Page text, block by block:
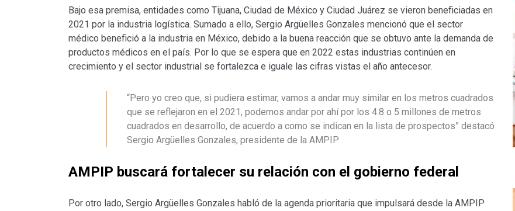
Bajo esa premisa, entidades como Tijuana, Ciudad de México y Ciudad Juárez se vieron beneficiadas en
2021 por la industria logística. Sumado a ello, Sergio Argüelles Gonzales mencionó que el sector
médico benefició a la industria en México, debido a la buena reacción que se obtuvo ante la demanda de
productos médicos en el país. Por lo que se espera que en 2022 estas industrias continúen en
crecimiento y el sector industrial se fortalezca e iguale las cifras vistas el año antecesor.
“Pero yo creo que, si pudiera estimar, vamos a andar muy similar en los metros cuadrados
que se reflejaron en el 2021, podemos andar por ahí por los 4.8 o 5 millones de metros
cuadrados en desarrollo, de acuerdo a como se indican en la lista de prospectos” destacó
Sergio Argüelles Gonzales, presidente de la AMPIP.
AMPIP buscará fortalecer su relación con el gobierno federal
Por otro lado, Sergio Argüelles Gonzales habló de la agenda prioritaria que impulsará desde la AMPIP